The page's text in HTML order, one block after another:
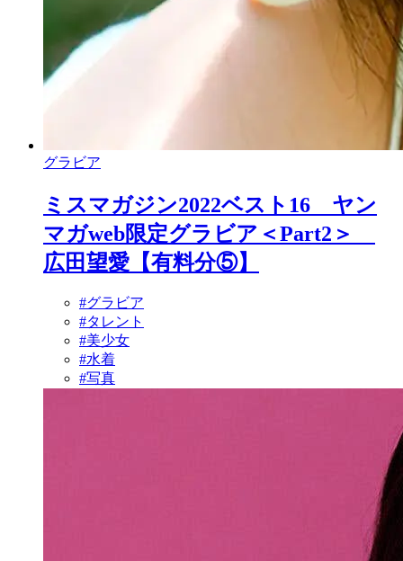
グラビア
ミスマガジン2022ベスト16 ヤン
マガweb限定グラビア＜Part2＞
広田望愛【有料分⑤】
#グラビア
#タレント
#美少女
#水着
#写真